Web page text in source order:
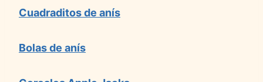
Cuadraditos de anís
Bolas de anís